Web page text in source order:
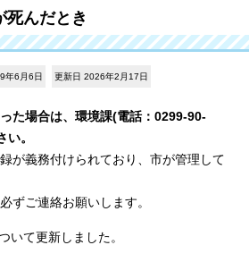
死んだとき
年6月6日 更新日 2026年2月17日
た場合は、環境課(電話：0299-90-
。
が義務付けられており、市が管理して
ずご連絡お願いします。
いて更新しました。